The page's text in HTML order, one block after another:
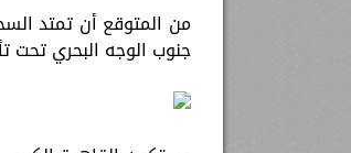
من المتوقع أن تمتد
جنوب الوجه البحري تحت